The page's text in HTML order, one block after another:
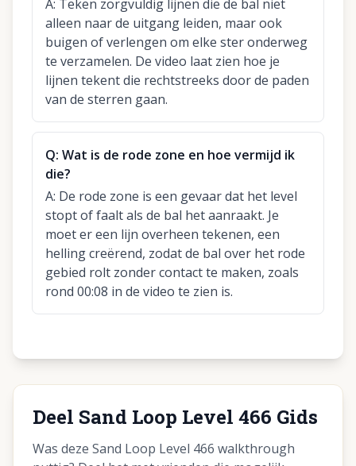
A: Teken zorgvuldig lijnen die de bal niet
alleen naar de uitgang leiden, maar ook
buigen of verlengen om elke ster onderweg
te verzamelen. De video laat zien hoe je
lijnen tekent die rechtstreeks door de paden
van de sterren gaan.
Q: Wat is de rode zone en hoe vermijd ik
die?
A: De rode zone is een gevaar dat het level
stopt of faalt als de bal het aanraakt. Je
moet er een lijn overheen tekenen, een
helling creërend, zodat de bal over het rode
gebied rolt zonder contact te maken, zoals
rond 00:08 in de video te zien is.
Deel Sand Loop Level 466 Gids
Was deze Sand Loop Level 466 walkthrough